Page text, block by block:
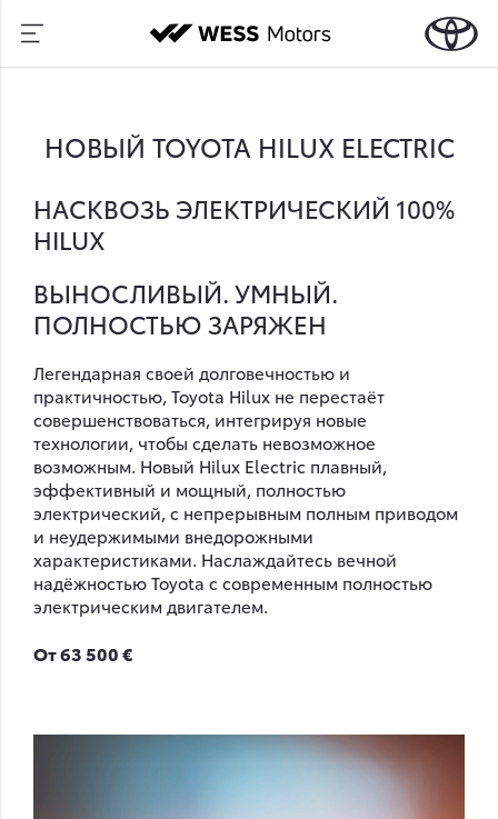
НОВЫЙ TOYOTA HILUX ELECTRIC
НАСКВОЗЬ ЭЛЕКТРИЧЕСКИЙ 100%
HILUX
ВЫНОСЛИВЫЙ. УМНЫЙ.
ПОЛНОСТЬЮ ЗАРЯЖЕН
Легендарная своей долговечностью и
практичностью, Toyota Hilux не перестаёт
совершенствоваться, интегрируя новые
технологии, чтобы сделать невозможное
возможным. Новый Hilux Electric плавный,
эффективный и мощный, полностью
электрический, с непрерывным полным приводом
и неудержимыми внедорожными
характеристиками. Наслаждайтесь вечной
надёжностью Toyota с современным полностью
электрическим двигателем.
От 63 500 €